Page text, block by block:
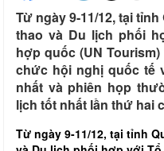
Từ ngày 9-11/12, tại
thao và Du lịch phối
hợp quốc (UN
chức hội nghị quốc tế
nhất và phiên họp
lịch tốt nhất lần thứ hai
Từ ngày 9-11/12, tại tỉnh